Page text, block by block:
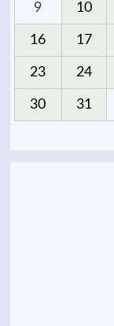
9 10
16 17
23 24
30 31